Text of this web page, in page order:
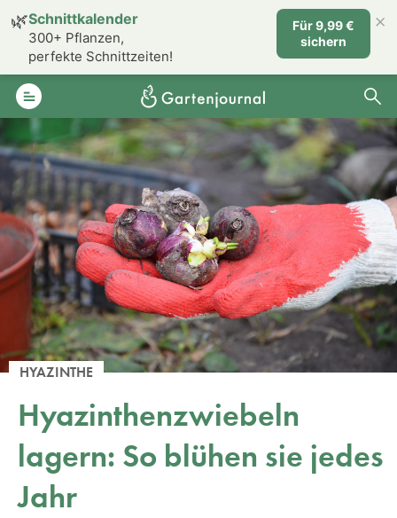
HYAZINTHE
Hyazinthenzwiebeln
lagern: So blühen sie jedes
Jahr
🌿Schnittkalender
300+ Pflanzen,
perfekte Schnittzeiten!
Für 9,99 €
sichern
×